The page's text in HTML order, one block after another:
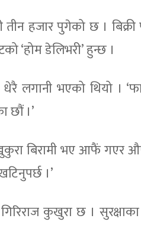
हजार पुगेको छ ।
‘होम डेलिभरी’ हुन्छ ।
लगानी भएको थियो ।
छौं ।’
बिरामी भए आफैं गएर
।’
कुखुरा छ । सुरक्षाका